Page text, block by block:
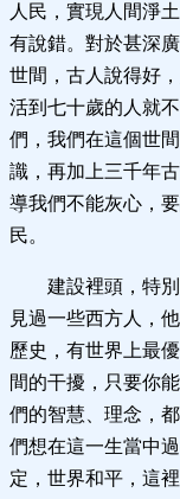
人民，實現人間淨
有說錯。對於甚深
世間，古人說得好
活到七十歲的人就
們，我們在這個世
識，再加上三千年
導我們不能灰心，
民。
建設裡頭，特
見過一些西方人，
歷史，有世界上最
間的干擾，只要你
們的智慧、理念，
們想在這一生當中
定，世界和平，這